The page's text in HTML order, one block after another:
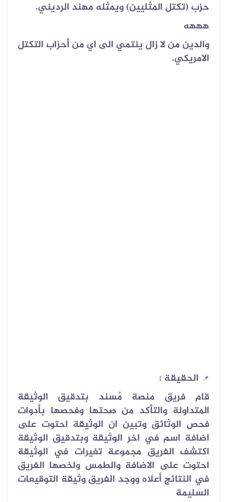
حزب (تكتل المثليين) ويمثله مهند الرديني.
هههه
والدين من لا زال ينتمي الى اي من أحزاب التكتل
الامريكي.
📌
الحقيقة :
قام فريق منصة مُسند بتدقيق الوثيقة
المتداولة والتأكد من صحتها وفحصها بأدوات
فحص الوثائق وتبين ان الوثيقة احتوت على
اضافة اسم في اخر الوثيقة وبتدقيق الوثيقة
اكتشف الفريق مجموعة تغيرات في الوثيقة
احتوت على الاضافة والطمس ولخصها الفريق
في النتائج أعلاه ووجد الفريق وثيقة التوقيعات
السليمة